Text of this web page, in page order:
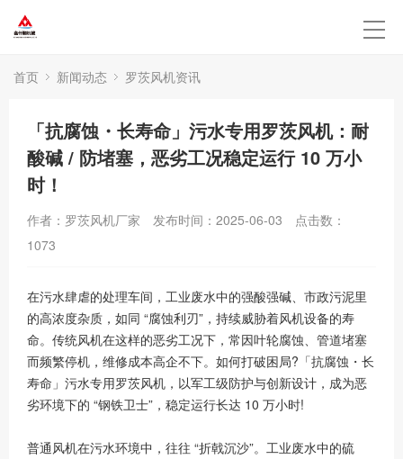
首页 新闻动态 罗茨风机资讯
「抗腐蚀・长寿命」污水专用罗茨风机：耐
酸碱 / 防堵塞，恶劣工况稳定运行 10 万小
时！
作者：罗茨风机厂家 发布时间：2025-06-03
点击数：
1073
在污水肆虐的处理车间，工业废水中的强酸强碱、市政污泥里
的高浓度杂质，如同 “腐蚀利刃”，持续威胁着风机设备的寿
命。传统风机在这样的恶劣工况下，常因叶轮腐蚀、管道堵塞
而频繁停机，维修成本高企不下。如何打破困局?「抗腐蚀・长
寿命」污水专用罗茨风机，以军工级防护与创新设计，成为恶
劣环境下的 “钢铁卫士”，稳定运行长达 10 万小时!
普通风机在污水环境中，往往 “折戟沉沙”。工业废水中的硫